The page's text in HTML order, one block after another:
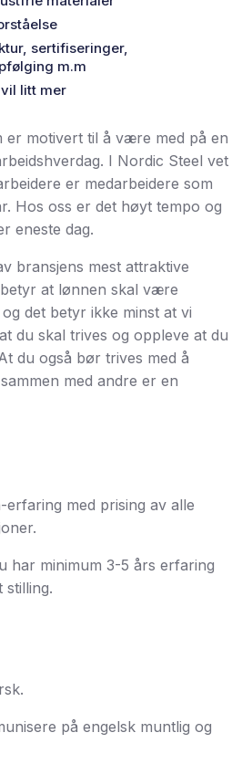
sertifiseringer,
m.m
litt mer
er motivert til å være med på en
I Nordic Steel vet
er medarbeidere som
Hos oss er det høyt tempo og
eneste dag.
bransjens mest attraktive
at lønnen skal være
det betyr ikke minst at vi
du skal trives og oppleve at du
du også bør trives med å
med andre er en
erfaring med prising av alle
har minimum 3-5 års erfaring
stilling.
på engelsk muntlig og